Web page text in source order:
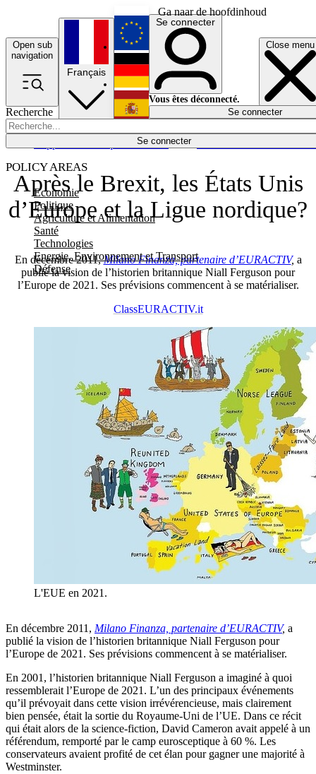
Ga naar de hoofdinhoud
Open sub
navigation
Close menu
Recherche
Se connecter
POLICY AREAS
Economie
Politique
Agriculture et Alimentation
Santé
Technologies
Energie, Environnement et Transport
Défense
Économie
Français
English
Deutsch
Español
Se connecter
Vous êtes déconnecté.
Se connecter
Après le Brexit, les États Unis
d’Europe et la Ligue nordique?
En décembre 2011,Milano Finanza, partenaire d’EURACTIV, a
publié la vision de l’historien britannique Niall Ferguson pour
l’Europe de 2021. Ses prévisions commencent à se matérialiser.
ClassEURACTIV.it
L'EUE en 2021.
En décembre 2011, Milano Finanza, partenaire d’EURACTIV, a
publié la vision de l’historien britannique Niall Ferguson pour
l’Europe de 2021. Ses prévisions commencent à se matérialiser.
En 2001, l’historien britannique Niall Ferguson a imaginé à quoi
ressemblerait l’Europe de 2021. L’un des principaux événements
qu’il prévoyait dans cette vision irrévérencieuse, mais clairement
bien pensée, était la sortie du Royaume-Uni de l’UE. Dans ce récit
qui était alors de la science-fiction, David Cameron avait appelé à un
référendum, remporté par le camp eurosceptique à 60 %. Les
conservateurs avaient profité de cet élan pour gagner une majorité à
Westminster.